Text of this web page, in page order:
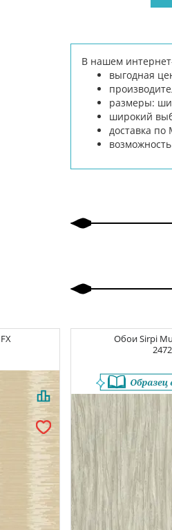
В нашем
выгодная
размеры:
широкий
доставка по
ОбоиSirpi